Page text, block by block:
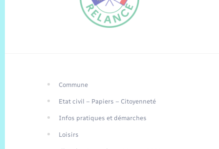
Traduction du
EN
Commune
Etat civil – Papiers – Citoyenneté
Infos pratiques et démarches
Loisirs